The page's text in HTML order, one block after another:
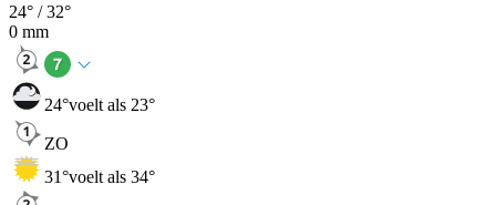
24° /32°
0 mm
24°voelt als 23°
ZO
31°voelt als 34°